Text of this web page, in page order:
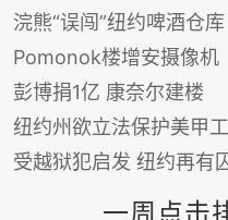
浣熊“误闯”纽约啤酒仓库 醉到走路
Pomonok楼增安摄像机
彭博捐1亿 康奈尔建楼
纽约州欲立法保护美甲
受越狱犯启发 纽约再有囚犯串
一周点击